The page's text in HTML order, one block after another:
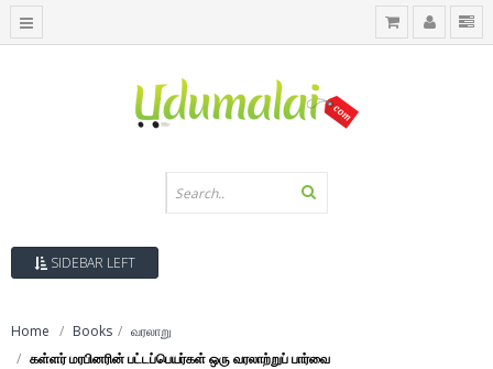
SIDEBAR LEFT
Home Books
வரலாறு
கள்ளர் மரபினரின் பட்டப்பெயர்கள் ஒரு வரலாற்றுப் பார்வை